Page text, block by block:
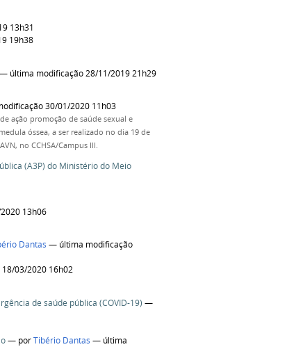
13h31
19h38
— última modificação 28/11/2019 21h29
30/01/2020 11h03
ação promoção de saúde sexual e
óssea, a ser realizado no dia 19 de
no CCHSA/Campus III.
(A3P) do Ministério do Meio
13h06
Dantas — última modificação
03/2020 16h02
de saúde pública (COVID-19) —
— porTibério Dantas — última